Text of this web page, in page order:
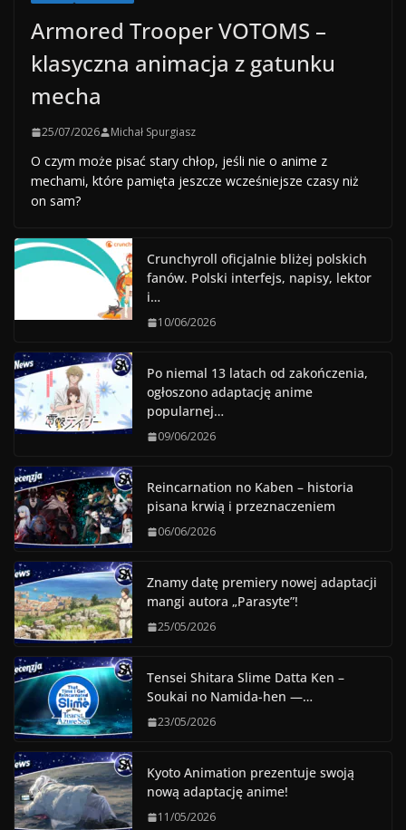
Armored Trooper VOTOMS –
klasyczna animacja z gatunku
mecha
25/07/2026 Michał Spurgiasz
O czym może pisać stary chłop, jeśli nie o anime z
mechami, które pamięta jeszcze wcześniejsze czasy niż
on sam?
Crunchyroll oficjalnie bliżej polskich
fanów. Polski interfejs, napisy, lektor
i…
10/06/2026
Po niemal 13 latach od zakończenia,
ogłoszono adaptację anime
popularnej…
09/06/2026
Reincarnation no Kaben – historia
pisana krwią i przeznaczeniem
06/06/2026
Znamy datę premiery nowej adaptacji
mangi autora „Parasyte”!
25/05/2026
Tensei Shitara Slime Datta Ken –
Soukai no Namida-hen —…
23/05/2026
Kyoto Animation prezentuje swoją
nową adaptację anime!
11/05/2026